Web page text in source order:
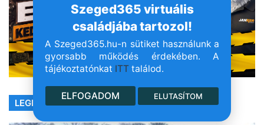
Szeged365 virtuális
családjába tartozol!
A Szeged365.hu-n sütiket használunk a
gyorsabb működés érdekében. A
tájékoztatónkat ITT találod.
ELFOGADOM ELUTASÍTOM
LEGFRISSEBB